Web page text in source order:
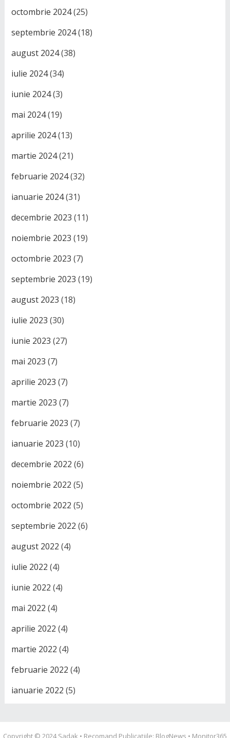
octombrie 2024(25)
septembrie 2024(18)
august 2024(38)
iulie 2024(34)
iunie 2024(3)
mai 2024(19)
aprilie 2024(13)
martie 2024(21)
februarie 2024(32)
ianuarie 2024(31)
decembrie 2023 (11)
noiembrie 2023 (19)
octombrie 2023 (7)
septembrie 2023 (19)
august 2023 (18)
iulie 2023 (30)
iunie 2023 (27)
mai 2023 (7)
aprilie 2023 (7)
martie 2023 (7)
februarie 2023 (7)
ianuarie 2023 (10)
decembrie 2022 (6)
noiembrie 2022 (5)
octombrie 2022 (5)
septembrie 2022 (6)
august 2022 (4)
iulie 2022 (4)
iunie 2022 (4)
mai 2022 (4)
aprilie 2022 (4)
martie 2022 (4)
februarie 2022 (4)
ianuarie 2022 (5)
Copyright © 2024Sadak • Recomand Publicațiile: BlogNews • Monitor365